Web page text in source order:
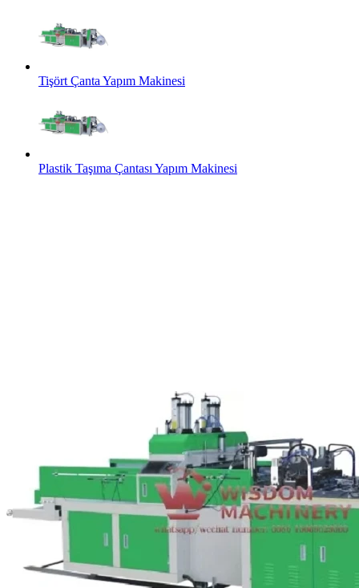
Tişört Çanta Yapım Makinesi
Plastik Taşıma Çantası Yapım Makinesi